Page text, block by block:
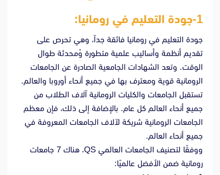
1-جودة التعليم في رومانيا:
جودة التعليم في رومانيا فائقة جداً، وهي تحرص على
تقديم أنظمة وأساليب علمية متطورة وُمحدثة طوال
الوقت. وتعد الشهادات الجامعية الصادرة عن الجامعات
الرومانية قوية ومعترف بها في جميع أنحاء أوروبا والعالم.
تستقبل الجامعات والكليات الرومانية آلاف الطلاب من
جميع أنحاء العالم كل عام. بالإضافة إلى ذلك، فإن معظم
الجامعات الرومانية شريكة لآلاف الجامعات المعروفة في
جميع أنحاء العالم.
ووفقًا لتصنيف الجامعات العالمي QS، هناك 7 جامعات
رومانية ضمن الأفضل عالميًا: